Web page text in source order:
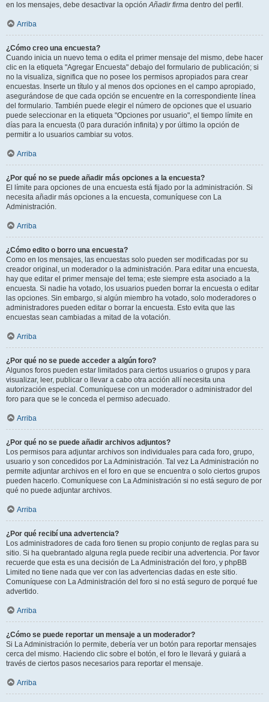
en los mensajes, debe desactivar la opciónAñadir firma dentro del perfil.
Arriba
¿Cómo creo una encuesta?
Cuando inicia un nuevo tema o edita el primer mensaje del mismo, debe hacer
clic en la etiqueta "Agregar Encuesta" debajo del formulario de publicación; si
no la visualiza, significa que no posee los permisos apropiados para crear
encuestas. Inserte un título y al menos dos opciones en el campo apropiado,
asegurándose de que cada opción se encuentre en la correspondiente línea
del formulario. También puede elegir el número de opciones que el usuario
puede seleccionar en la etiqueta "Opciones por usuario", el tiempo límite en
días para la encuesta (0 para duración infinita) y por último la opción de
permitir a lo usuarios cambiar su votos.
Arriba
¿Por qué no se puede añadir más opciones a la encuesta?
El límite para opciones de una encuesta está fijado por la administración. Si
necesita añadir más opciones a la encuesta, comuníquese con La
Administración.
Arriba
¿Cómo edito o borro una encuesta?
Como en los mensajes, las encuestas solo pueden ser modificadas por su
creador original, un moderador o la administración. Para editar una encuesta,
hay que editar el primer mensaje del tema; este siempre esta asociado a la
encuesta. Si nadie ha votado, los usuarios pueden borrar la encuesta o editar
las opciones. Sin embargo, si algún miembro ha votado, solo moderadores o
administradores pueden editar o borrar la encuesta. Esto evita que las
encuestas sean cambiadas a mitad de la votación.
Arriba
¿Por qué no se puede acceder a algún foro?
Algunos foros pueden estar limitados para ciertos usuarios o grupos y para
visualizar, leer, publicar o llevar a cabo otra acción allí necesita una
autorización especial. Comuníquese con un moderador o administrador del
foro para que se le conceda el permiso adecuado.
Arriba
¿Por qué no se puede añadir archivos adjuntos?
Los permisos para adjuntar archivos son individuales para cada foro, grupo,
usuario y son concedidos por La Administración. Tal vez La Administración no
permite adjuntar archivos en el foro en que se encuentra o solo ciertos grupos
pueden hacerlo. Comuníquese con La Administración si no está seguro de por
qué no puede adjuntar archivos.
Arriba
¿Por qué recibí una advertencia?
Los administradores de cada foro tienen su propio conjunto de reglas para su
sitio. Si ha quebrantado alguna regla puede recibir una advertencia. Por favor
recuerde que esta es una decisión de La Administración del foro, y phpBB
Limited no tiene nada que ver con las advertencias dadas en este sitio.
Comuníquese con La Administración del foro si no está seguro de porqué fue
advertido.
Arriba
¿Cómo se puede reportar un mensaje a un moderador?
Si La Administración lo permite, debería ver un botón para reportar mensajes
cerca del mismo. Haciendo clic sobre el botón, el foro le llevará y guiará a
través de ciertos pasos necesarios para reportar el mensaje.
Arriba